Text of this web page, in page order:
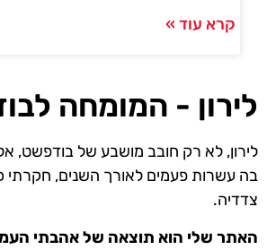
קרא עוד »
לירון - המומחה
לירון, לא רק חובב מושבע של בודפשט,
בה עשרות פעמים לאורך השנים, חקרתי
צדדיה.
האתר שלי הוא תוצאה של אהבתי